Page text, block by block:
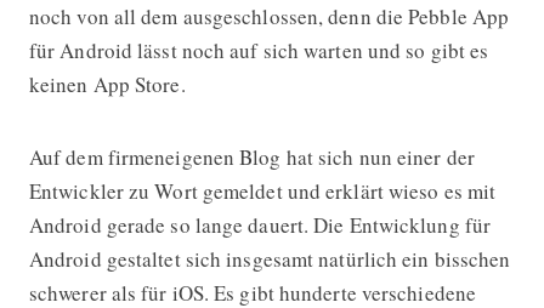
noch von all dem ausgeschlossen, denn die Pebble App
für Android lässt noch auf sich warten und so gibt es
keinen App Store.
Auf dem firmeneigenen Blog hat sich nun einer der
Entwickler zu Wort gemeldet und erklärt wieso es mit
Android gerade so lange dauert. Die Entwicklung für
Android gestaltet sich insgesamt natürlich ein bisschen
schwerer als für iOS. Es gibt hunderte verschiedene